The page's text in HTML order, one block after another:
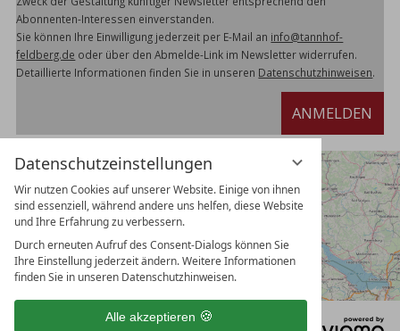
Datenschutzeinstellungen
Wir nutzen Cookies auf unserer Website. Einige von ihnen
sind essenziell, während andere uns helfen, diese Website
und Ihre Erfahrung zu verbessern.
Durch erneuten Aufruf des Consent-Dialogs können Sie
Ihre Einstellung jederzeit ändern. Weitere Informationen
finden Sie in unseren Datenschutzhinweisen.
Alle akzeptieren
Abonnenten-Interessen einverstanden.
Sie können Ihre Einwilligung jederzeit per E-Mail an info@tannhof-
feldberg.de oder über den Abmelde-Link im Newsletter widerrufen.
Detaillierte Informationen finden Sie in unseren Datenschutzhinweisen.
ANMELDEN
DATENSCHUTZ